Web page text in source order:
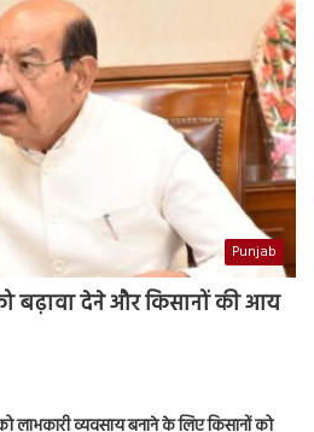
Punjab
बढ़ावा देने और किसानों की आय
लाभकारी व्यवसाय बनाने के लिए किसानों को